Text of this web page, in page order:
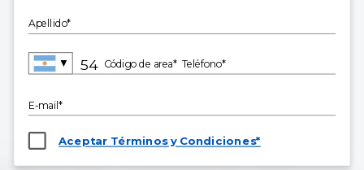
Apellido*
▼ Código de area* Teléfono*
E-mail*
Aceptar Términos y Condiciones*